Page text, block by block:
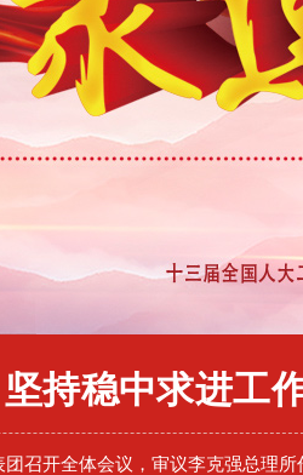
坚持稳中求进工
团召开全体会议，审议李克强总理